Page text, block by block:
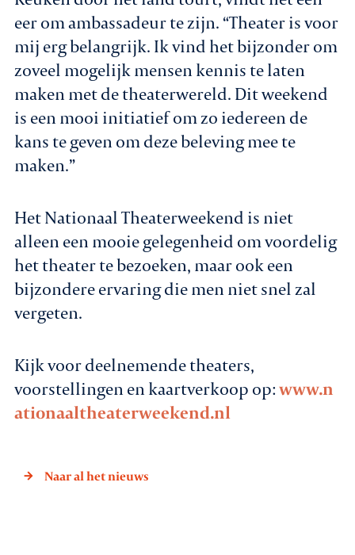
eer om ambassadeur te zijn. “Theater is voor
mij erg belangrijk. Ik vind het bijzonder om
zoveel mogelijk mensen kennis te laten
maken met de theaterwereld. Dit weekend
is een mooi initiatief om zo iedereen de
kans te geven om deze beleving mee te
maken.”
Het Nationaal Theaterweekend is niet
alleen een mooie gelegenheid om voordelig
het theater te bezoeken, maar ook een
bijzondere ervaring die men niet snel zal
vergeten.
Kijk voor deelnemende theaters,
voorstellingen en kaartverkoop op:www.n
ationaaltheaterweekend.nl
Naar al het nieuws